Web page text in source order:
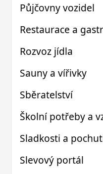
Půjčovny vozidel
Restaurace a
Rozvoz jídla
Sauny a vířivky
Sběratelství
Školní potřeby a
Sladkosti a
Slevový portál